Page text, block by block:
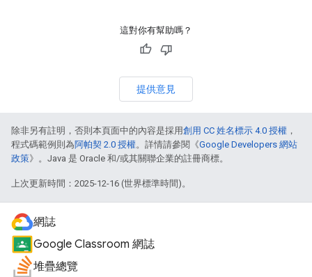
這對你有幫助嗎？
提供意見
除非另有註明，否則本頁面中的內容是採用創用 CC 姓名標示 4.0 授權 ，
程式碼範例則為阿帕契 2.0 授權。詳情請參閱《Google Developers 網站
政策》。Java 是 Oracle 和/或其關聯企業的註冊商標。
上次更新時間：2025-12-16 (世界標準時間)。
網誌
Google Classroom 網誌
堆疊總覽